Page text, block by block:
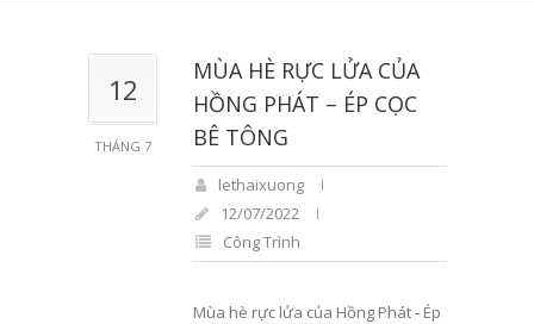
12
THÁNG 7
MÙA HÈ RỰC LỬA CỦA
HỒNG PHÁT – ÉP CỌC
BÊ TÔNG
lethaixuong
12/07/2022
Công Trình
Mùa hè rực lửa của Hồng Phát - Ép